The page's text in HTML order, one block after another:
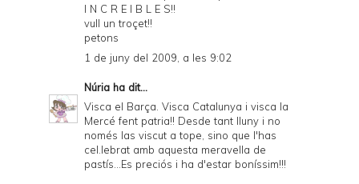
I N C R E I B L E S!!
vull un troçet!!
petons
1 de juny del 2009, a les 9:02
Núria ha dit...
Visca el Barça. Visca Catalunya i visca la
Mercé fent patria!! Desde tant lluny i no
només las viscut a tope, sino que l'has
cel.lebrat amb aquesta meravella de
pastís...Es preciós i ha d'estar boníssim!!!